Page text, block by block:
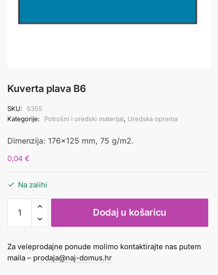
Kuverta plava B6
SKU:
5355
Kategorije:
Potrošni i uredski materijal, Uredska oprema
Dimenzija: 176×125 mm, 75 g/m2.
0,04 €
Na zalihi
plava
B6
Dodaj u košaricu
Za veleprodajne ponude molimo kontaktirajte nas putem
maila – prodaja@naj-domus.hr